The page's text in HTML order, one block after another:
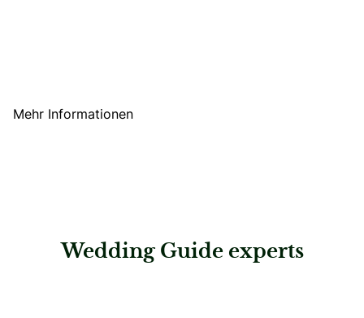
Mehr Informationen
Wedding Guide experts